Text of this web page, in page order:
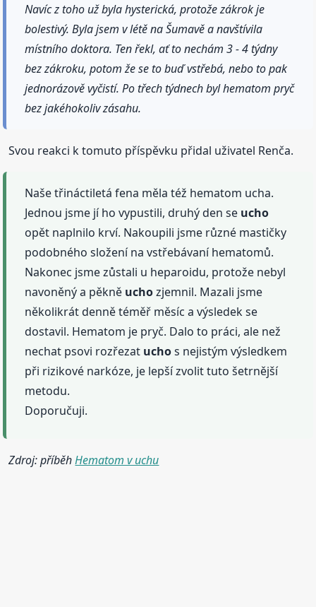
Navíc z toho už byla hysterická, protože zákrok je
bolestivý. Byla jsem v létě na Šumavě a navštívila
místního doktora. Ten řekl, ať to nechám 3 - 4 týdny
bez zákroku, potom že se to buď vstřebá, nebo to pak
jednorázově vyčistí. Po třech týdnech byl hematom pryč
bez jakéhokoliv zásahu.
Svou reakci k tomuto příspěvku přidal uživatel Renča.
Naše třináctiletá fena měla též hematom ucha.
Jednou jsme jí ho vypustili, druhý den se ucho
opět naplnilo krví. Nakoupili jsme různé mastičky
podobného složení na vstřebávaní hematomů.
Nakonec jsme zůstali u heparoidu, protože nebyl
navoněný a pěkně uchozjemnil. Mazali jsme
několikrát denně téměř měsíc a výsledek se
dostavil. Hematom je pryč. Dalo to práci, ale než
nechat psovi rozřezat uchos nejistým výsledkem
při rizikové narkóze, je lepší zvolit tuto šetrnější
metodu.
Doporučuji.
Zdroj: příběhHematom v uchu